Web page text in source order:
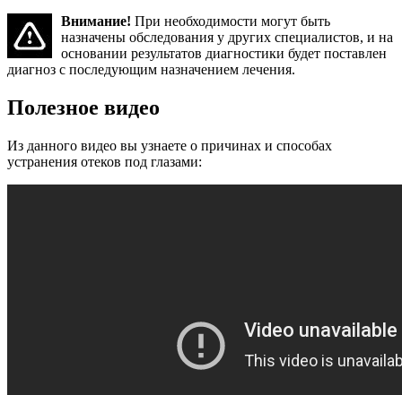
Внимание! При необходимости могут быть
назначены обследования у других специалистов, и на
основании результатов диагностики будет поставлен
диагноз с последующим назначением лечения.
Полезное видео
Из данного видео вы узнаете о причинах и способах
устранения отеков под глазами: